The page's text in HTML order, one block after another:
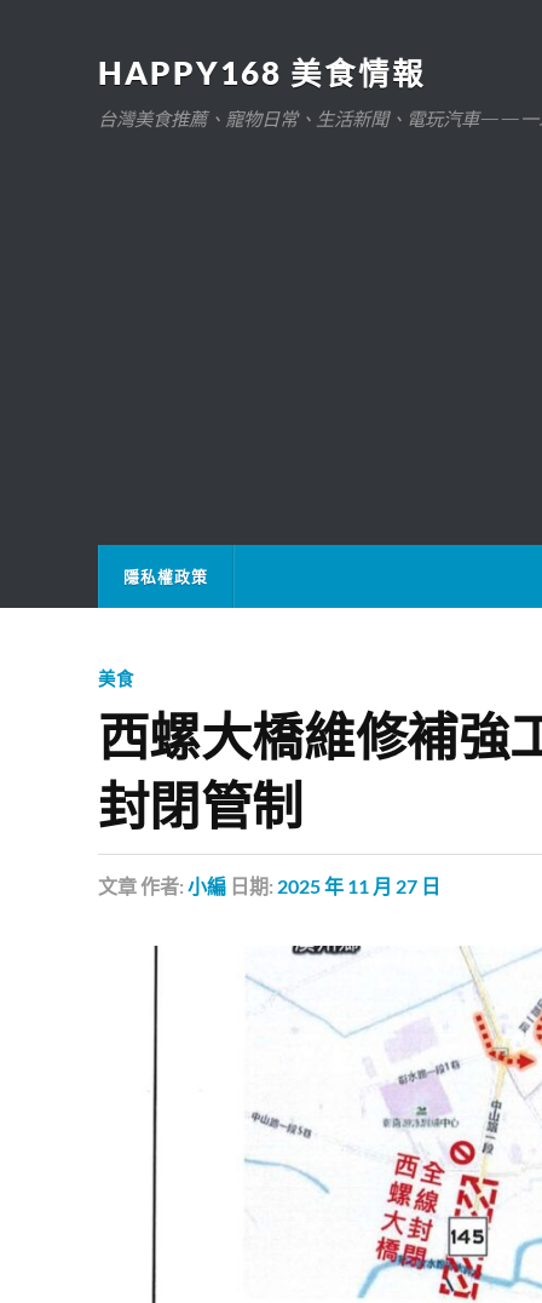
HAPPY168 美食情報
台灣美食推薦、寵物日常、生活新聞、電玩汽車——一
隱私權政策
美食
西螺大橋維修補強
封閉管制
文章作者: 小編 日期: 2025 年 11 月 27 日